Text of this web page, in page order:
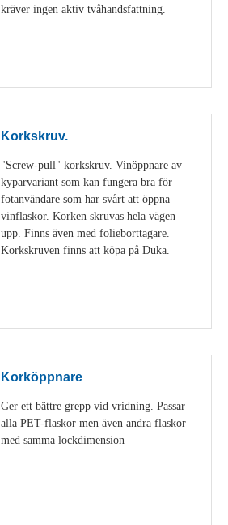
kräver ingen aktiv tvåhandsfattning.
Korkskruv.
"Screw-pull" korkskruv. Vinöppnare av
kyparvariant som kan fungera bra för
fotanvändare som har svårt att öppna
vinflaskor. Korken skruvas hela vägen
upp. Finns även med folieborttagare.
Korkskruven finns att köpa på Duka.
Korköppnare
Ger ett bättre grepp vid vridning. Passar
alla PET-flaskor men även andra flaskor
med samma lockdimension